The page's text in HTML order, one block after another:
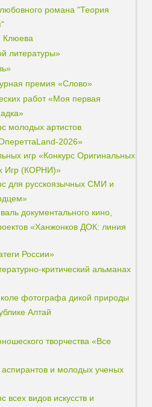
романа "Теория
Клюева
литературы»
премия «Слово»
работ «Моя первая
молодых артистов
2026»
игр «Конкурс Оригинальных
Игр (КОРНИ)»
для русскоязычных СМИ и
документального кино,
«Ханжонков ДОК: линия
России»
критический альманах
фотографа дикой природы
Алтай
творчества «Все
аспирантов и молодых ученых
всех видов искусств и